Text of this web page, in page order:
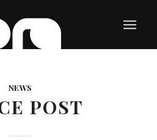
NEWS
POST